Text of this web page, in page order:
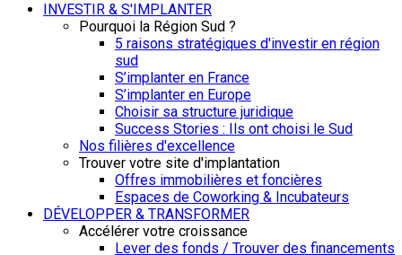
INVESTIR & S'IMPLANTER
Pourquoi la Région Sud ?
5 raisons stratégiques d'investir en région
sud
S’implanter en France
S’implanter en Europe
Choisir sa structure juridique
Success Stories : Ils ont choisi le Sud
Nos filières d'excellence
Trouver votre site d'implantation
Offres immobilières et foncières
Espaces de Coworking & Incubateurs
DÉVELOPPER & TRANSFORMER
Accélérer votre croissance
Lever des fonds / Trouver des financements